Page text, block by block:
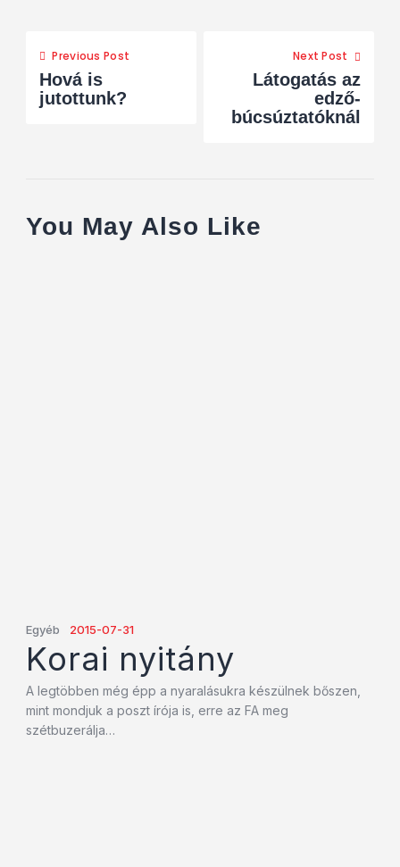
Previous Post
Hová is
jutottunk?
Next Post
Látogatás az
edző-
búcsúztatóknál
You May Also Like
Egyéb 2015-07-31
Korai nyitány
A legtöbben még épp a nyaralásukra készülnek bőszen,
mint mondjuk a poszt írója is, erre az FA meg
szétbuzerálja…